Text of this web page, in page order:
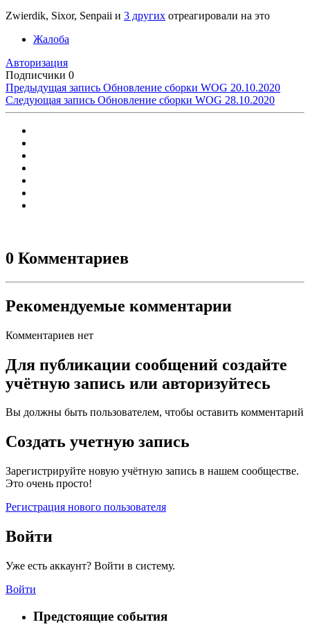
Zwierdik, Sixor, Senpaii и 3 других отреагировали на это
Жалоба
Авторизация
Подписчики 0
Предыдущая запись Обновление сборки WOG 20.10.2020
Следующая запись Обновление сборки WOG 28.10.2020
0 Комментариев
Рекомендуемые комментарии
Комментариев нет
Для публикации сообщений создайте
учётную запись или авторизуйтесь
Вы должны быть пользователем, чтобы оставить комментарий
Создать учетную запись
Зарегистрируйте новую учётную запись в нашем сообществе.
Это очень просто!
Регистрация нового пользователя
Войти
Уже есть аккаунт? Войти в систему.
Войти
Предстоящие события